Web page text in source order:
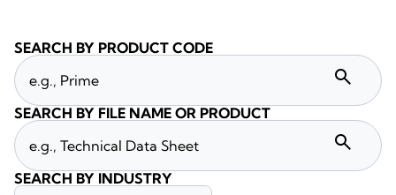
SEARCH BY PRODUCT CODE
search
SEARCH BY FILE NAME OR PRODUCT
search
SEARCH BY INDUSTRY